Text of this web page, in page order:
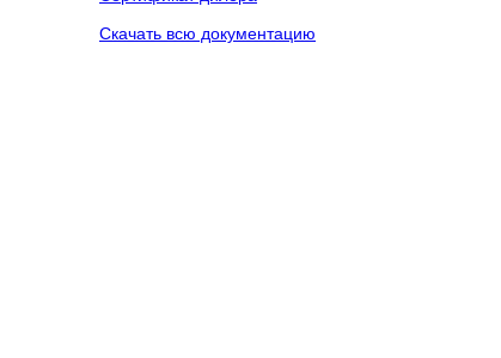
Скачать всю документацию